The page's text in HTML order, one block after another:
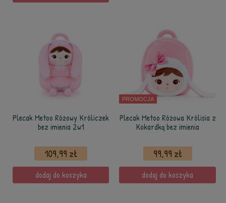
Plecak Metoo Różowy Króliczek
bez imienia 2w1
109,99 zł
dodaj do koszyka
PROMOCJA
Plecak Metoo Różowa Królisia z
Kokardką bez imienia
99,99 zł
dodaj do koszyka